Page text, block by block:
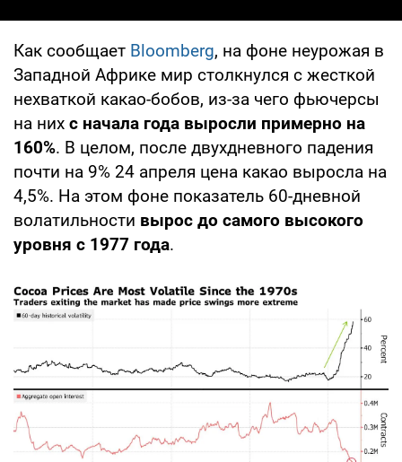
Как сообщает Bloomberg, на фоне неурожая в
Западной Африке мир столкнулся с жесткой
нехваткой какао-бобов, из-за чего фьючерсы
на них с начала года выросли примерно на
160%. В целом, после двухдневного падения
почти на 9% 24 апреля цена какао выросла на
4,5%. На этом фоне показатель 60-дневной
волатильности вырос до самого высокого
уровня с 1977 года.